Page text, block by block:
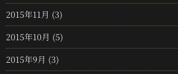
2015年11月 (3)
2015年10月 (5)
2015年9月 (3)